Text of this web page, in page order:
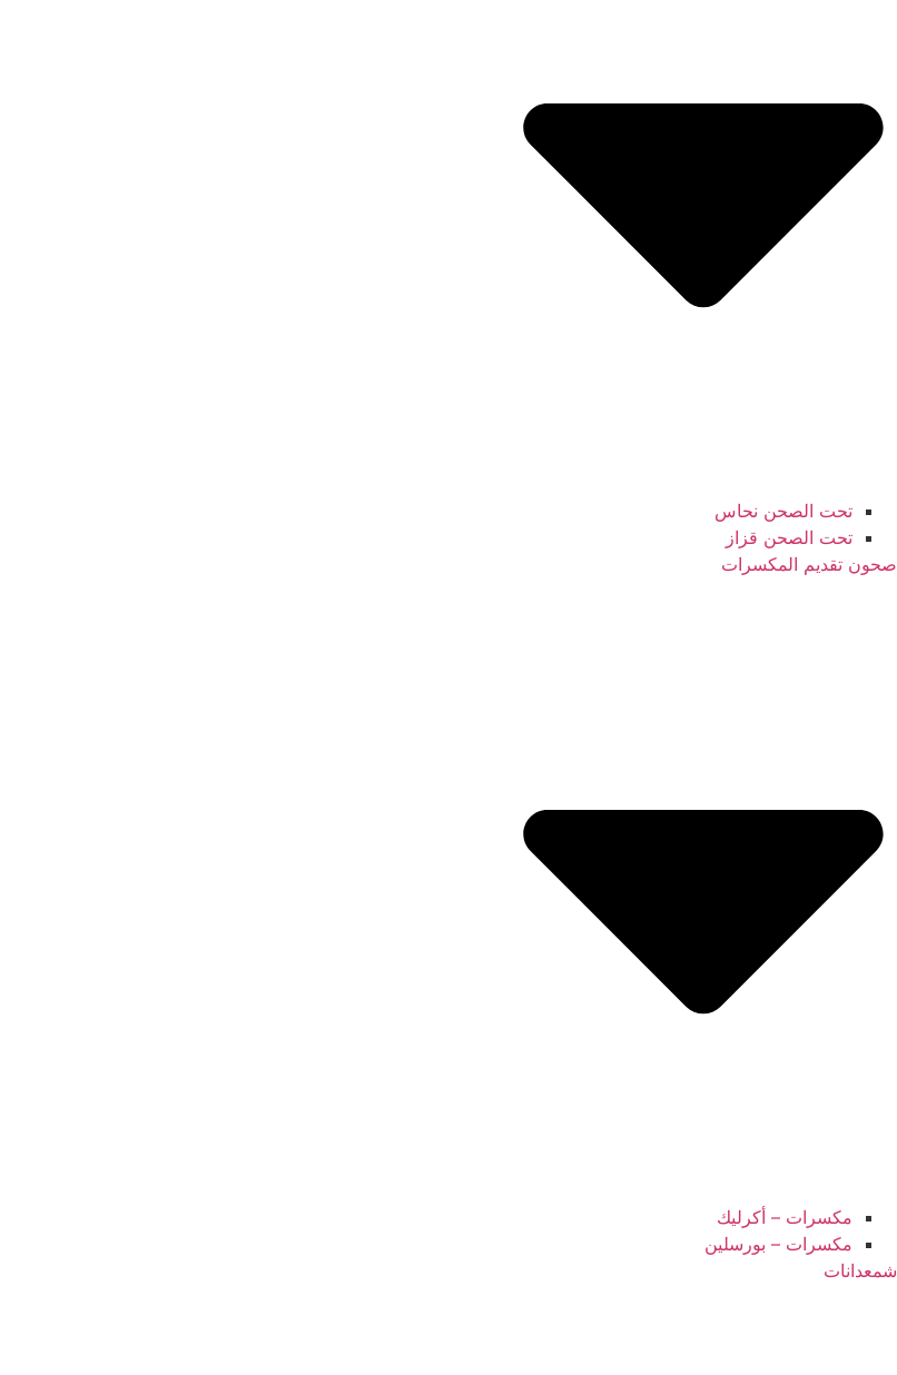
تحت الصحن نحاس
تحت الصحن قزاز
صحون تقديم المكسرات
مكسرات – أكرليك
مكسرات – بورسلين
شمعدانات